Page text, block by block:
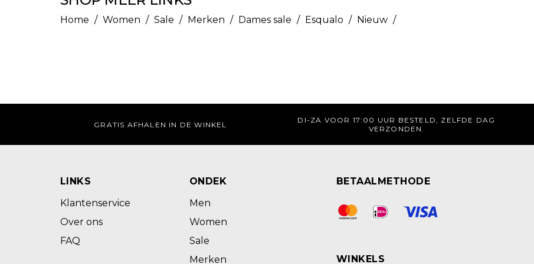
Home / Women / Sale / Merken / Dames sale / Esqualo / Nieuw /
GRATIS AFHALEN IN DE WINKEL
DI-ZA VOOR 17:00 UUR BESTELD, ZELFDE DAG
VERZONDEN.
LINKS
Klantenservice
Over ons
FAQ
ONDEK
Men
Women
Sale
Merken
BETAALMETHODE
WINKELS